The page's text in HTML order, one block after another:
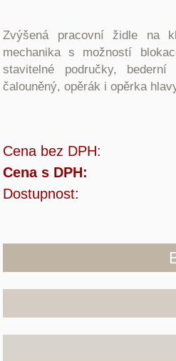
Zvýšená pracovní židle na
mechanika s možností
stavitelné područky,
čalouněný, opěrák i opěrka
Cena bez DPH:
Cena s DPH:
Dostupnost: